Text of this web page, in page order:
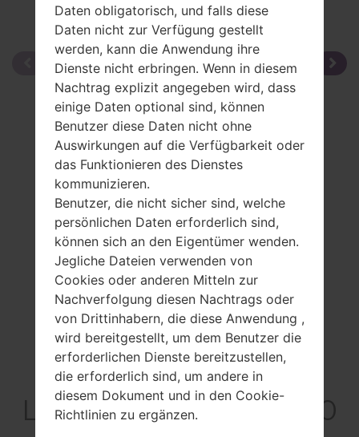
Spezifikation
LGKS360GO(LGKS360
Daten obligatorisch, und falls diese
Daten nicht zur Verfügung gestellt
werden, kann die Anwendung ihre
Dienste nicht erbringen. Wenn in diesem
Nachtrag explizit angegeben wird, dass
einige Daten optional sind, können
Benutzer diese Daten nicht ohne
Auswirkungen auf die Verfügbarkeit oder
das Funktionieren des Dienstes
kommunizieren.
Benutzer, die nicht sicher sind, welche
persönlichen Daten erforderlich sind,
können sich an den Eigentümer wenden.
Jegliche Dateien verwenden von
Cookies oder anderen Mitteln zur
Nachverfolgung diesen Nachtrags oder
von Drittinhabern, die diese Anwendung ,
wird bereitgestellt, um dem Benutzer die
erforderlichen Dienste bereitzustellen,
die erforderlich sind, um andere in
diesem Dokument und in den Cookie-
Richtlinien zu ergänzen.